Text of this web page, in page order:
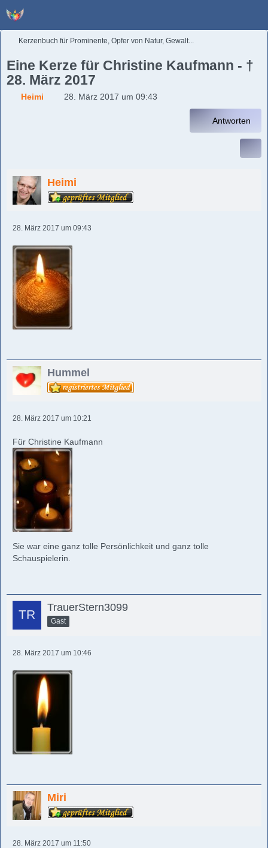
Kerzenbuch für Prominente, Opfer von Natur, Gewalt...
Eine Kerze für Christine Kaufmann - †
28. März 2017
Heimi 28. März 2017 um 09:43
Antworten
Heimi
28. März 2017 um 09:43
Hummel
28. März 2017 um 10:21
Für Christine Kaufmann
Sie war eine ganz tolle Persönlichkeit und ganz tolle
Schauspielerin.
TrauerStern3099
Gast
28. März 2017 um 10:46
Miri
28. März 2017 um 11:50